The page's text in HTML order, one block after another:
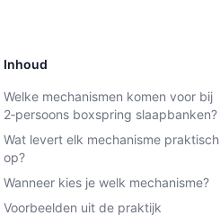
Inhoud
Welke mechanismen komen voor bij
2‑persoons boxspring slaapbanken?
Wat levert elk mechanisme praktisch
op?
Wanneer kies je welk mechanisme?
Voorbeelden uit de praktijk